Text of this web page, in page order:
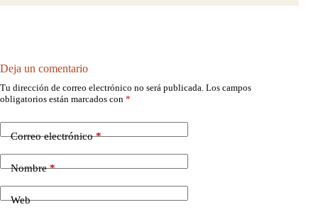
Deja un comentario
Tu dirección de correo electrónico no será publicada. Los campos
obligatorios están marcados con *
Correo electrónico*
Nombre*
Web